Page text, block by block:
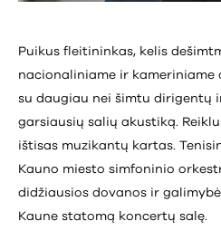
Puikus fleitininkas, kelis
nacionaliniame ir kameriniame
su daugiau nei šimtu dirigentų
garsiausių salių akustiką.
ištisas muzikantų kartas.
Kauno miesto simfoninio
didžiausios dovanos ir
Kaune statomą koncertų salę.